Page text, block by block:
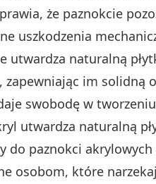
że paznokcie
uszkodzenia
utwardza naturalną
im solidną
swobodę w
utwardza naturalną
do paznokci
osobom, które